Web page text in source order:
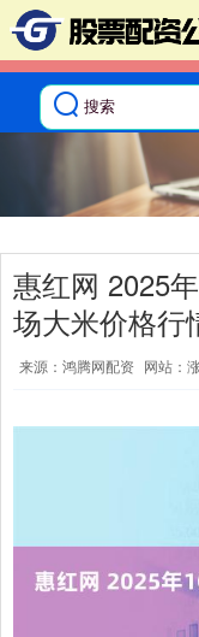
惠红网 2025
场大米价格行
来源：鸿腾网配资 网站：